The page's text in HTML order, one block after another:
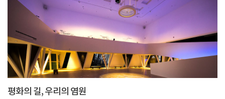
평화의 길, 우리의 염원